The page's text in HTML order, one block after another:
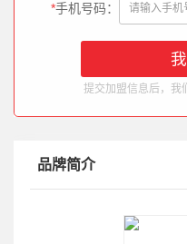
*手机号码：
提交加盟信息后，我
品牌简介